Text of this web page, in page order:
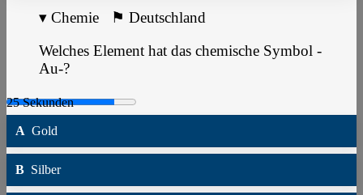
▾ Chemie ⚑ Deutschland
Welches Element hat das chemische Symbol -
Au-?
A Gold
B Silber